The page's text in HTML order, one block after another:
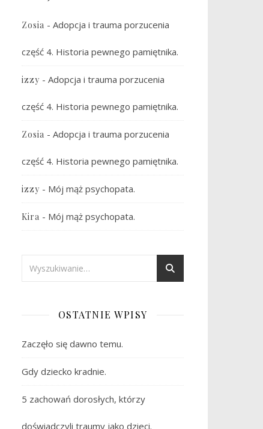
Zosia - Adopcja i trauma porzucenia
część 4. Historia pewnego pamiętnika.
izzy - Adopcja i trauma porzucenia
część 4. Historia pewnego pamiętnika.
Zosia - Adopcja i trauma porzucenia
część 4. Historia pewnego pamiętnika.
izzy - Mój mąż psychopata.
Kira - Mój mąż psychopata.
OSTATNIE WPISY
Zaczęło się dawno temu.
Gdy dziecko kradnie.
5 zachowań dorosłych, którzy
doświadczyli traumy jako dzieci.